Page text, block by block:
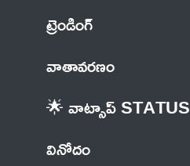
ట్రెండింగ్
వాతావరణం
🌟 వాట్సాప్ STATUS
వినోదం